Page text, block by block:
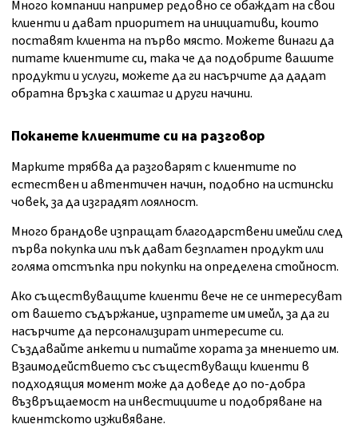
Много компании например редовно се обаждат на свои
клиенти и дават приоритет на инициативи, които
поставят клиента на първо място. Можете винаги да
питате клиентите си, така че да подобрите вашите
продукти и услуги, можете да ги насърчите да дадат
обратна връзка с хаштаг и други начини.
Поканете клиентите си на разговор
Марките трябва да разговарят с клиентите по
естествен и автентичен начин, подобно на истински
човек, за да изградят лоялност.
Много брандове изпращат благодарствени имейли след
първа покупка или пък дават безплатен продукт или
голяма отстъпка при покупки на определена стойност.
Ако съществуващите клиенти вече не се интересуват
от вашето съдържание, изпратете им имейл, за да ги
насърчите да персонализират интересите си.
Създавайте анкети и питайте хората за мнението им.
Взаимодействието със съществуващи клиенти в
подходящия момент може да доведе до по-добра
възвръщаемост на инвестициите и подобряване на
клиентското изживяване.